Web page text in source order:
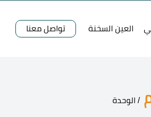
العين السخنة تواصل معنا
/ الوحدة